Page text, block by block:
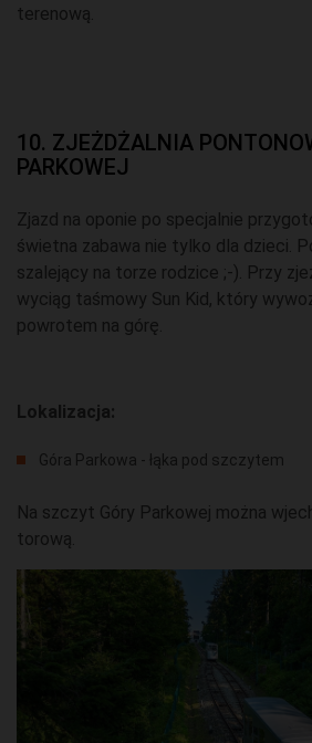
terenową.
10. ZJEŻDŻALNIA
PARKOWEJ
Zjazd na oponie po specjalnie
świetna zabawa nie tylko dla dzieci.
szalejący na torze rodzice ;-). Przy
wyciąg taśmowy Sun Kid, który
powrotem na górę.
Lokalizacja:
Góra Parkowa - łąka pod szczytem
Na szczyt Góry Parkowej można
torową.